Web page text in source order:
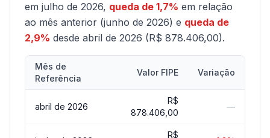
em julho de 2026, queda de 1,7% em relação
ao mês anterior (junho de 2026) e queda de
2,9% desde abril de 2026 (R$ 878.406,00).
Mês de
Referência
Valor FIPE Variação
abril de 2026
R$
878.406,00
—
R$